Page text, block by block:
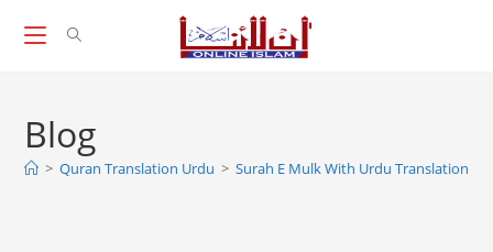
Blog
> Quran Translation Urdu > Surah E Mulk With Urdu Translation,